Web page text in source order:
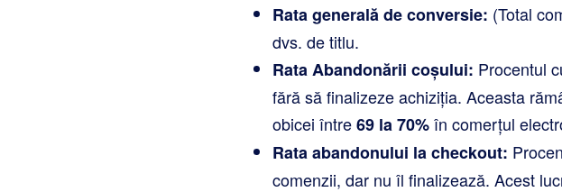
Rata generală de conversie: (Total
dvs. de titlu.
Rata Abandonării coșului: Procentul
fără să finalizeze achiziția. Aceasta
obicei între69 la 70%în comerțul
Rata abandonului la checkout:
comenzii, dar nu îl finalizează. Acest